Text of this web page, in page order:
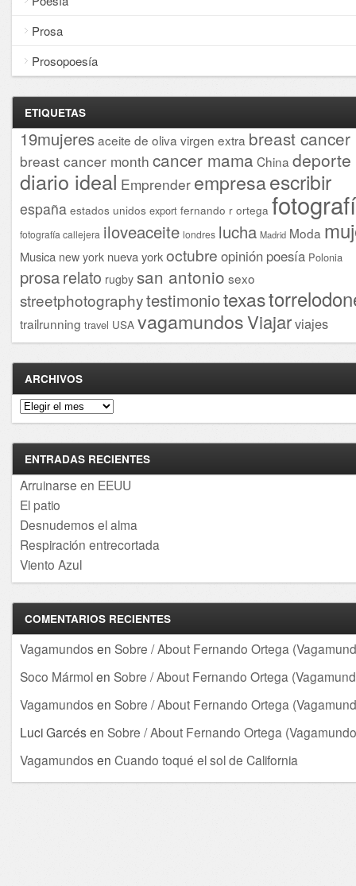
Prosa
Prosopoesía
ETIQUETAS
19mujeresaceite de oliva virgen extra breast cancer
breast cancer month cancer mama China deporte
diario ideal Emprender empresaescribir
españa estados unidos export fernando r ortega
fotografía callejera iloveaceite londres lucha Madrid Moda
Musica new york nueva yorkoctubre opinión poesía Polonia
prosarelato rugby san antonio sexo
streetphotographytestimoniotexas
trailrunning travel USA vagamundosViajarviajes
ARCHIVOS
Archivos
ENTRADAS RECIENTES
Arruinarse en EEUU
El patio
Desnudemos el alma
Respiración entrecortada
Viento Azul
COMENTARIOS RECIENTES
Vagamundos en Sobre / About Fernando Ortega
Soco Mármolen Sobre / About Fernando Ortega
Vagamundos en Sobre / About Fernando Ortega
Luci Garcés en Sobre / About Fernando Ortega
Vagamundos en Cuando toqué el sol de California